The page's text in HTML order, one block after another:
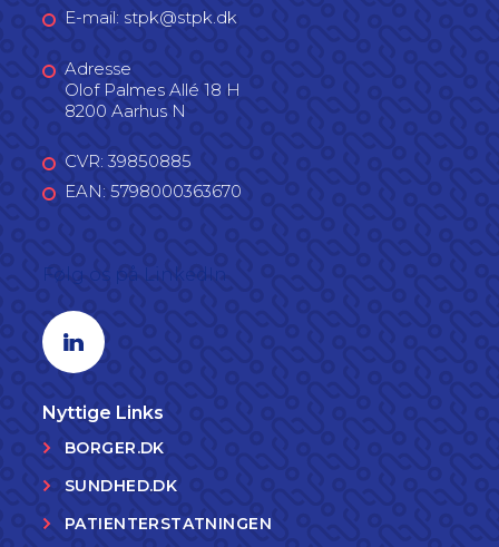
E-mail: stpk@stpk.dk
Adresse
Olof Palmes Allé 18 H
8200 Aarhus N
CVR: 39850885
EAN: 5798000363670
Linkedin profil
Nyttige Links
BORGER.DK
SUNDHED.DK
PATIENTERSTATNINGEN